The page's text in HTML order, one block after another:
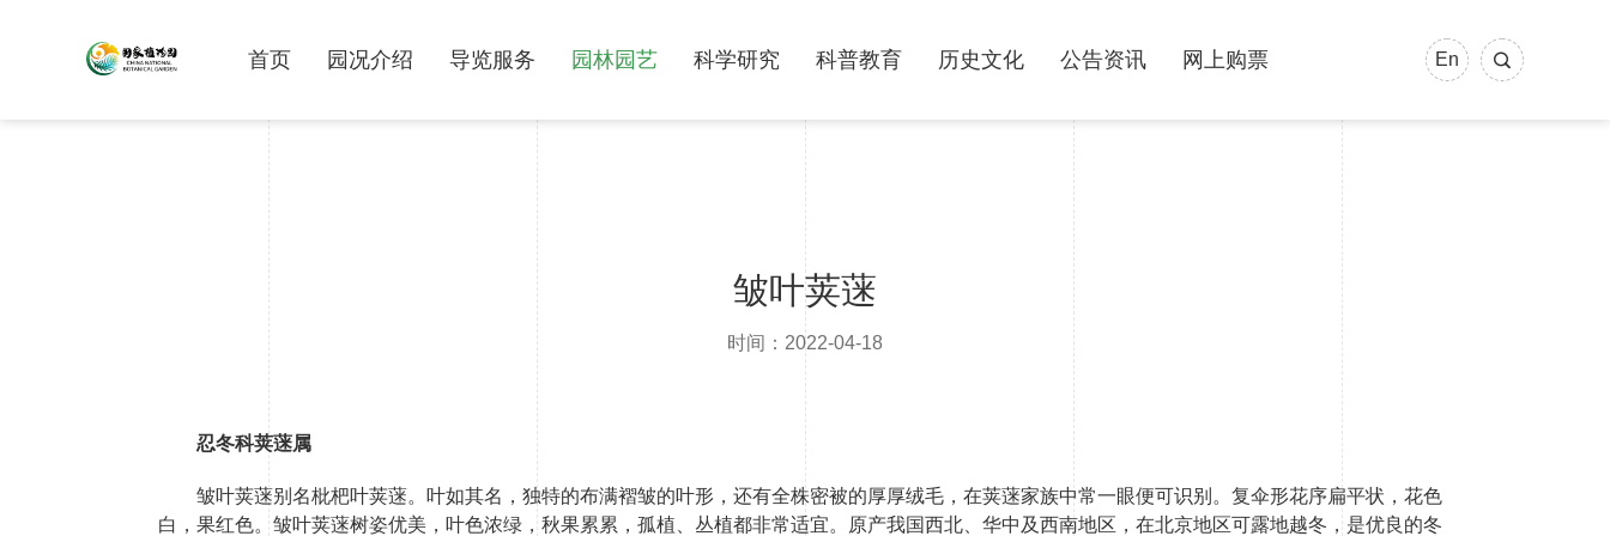
En
首页 园况介绍 导览服务 园林园艺 科学研究 科普教育 历史文化 公告资讯 网上购票
皱叶荚蒾
时间：2022-04-18
忍冬科荚蒾属
皱叶荚蒾别名枇杷叶荚蒾。叶如其名，独特的布满褶皱的叶形，还有全株密被的厚厚绒毛，在荚蒾家族中常一眼便可识别。复伞形花序扁平状，花色
白，果红色。皱叶荚蒾树姿优美，叶色浓绿，秋果累累，孤植、丛植都非常适宜。原产我国西北、华中及西南地区，在北京地区可露地越冬，是优良的冬